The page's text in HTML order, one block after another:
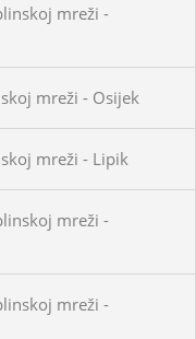
mreži -
mreži - Osijek
mreži - Lipik
mreži -
mreži -